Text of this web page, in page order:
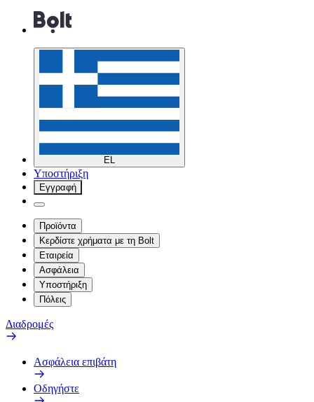
EL
Υποστήριξη
Εγγραφή
Προϊόντα
Κερδίστε χρήματα με τη Bolt
Εταιρεία
Ασφάλεια
Υποστήριξη
Πόλεις
Διαδρομές
Ασφάλεια επιβάτη
Οδηγήστε